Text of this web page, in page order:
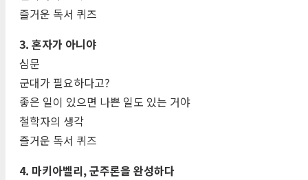
즐거운 독서 퀴즈
3. 혼자가 아니야
심문
군대가 필요하다고?
좋은 일이 있으면 나쁜 일도 있는 거야
철학자의 생각
즐거운 독서 퀴즈
4. 마키아벨리, 군주론을 완성하다